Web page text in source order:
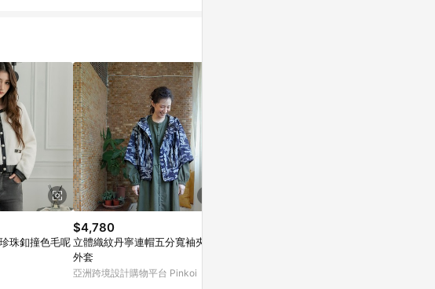
珠釦撞色毛呢
$4,780
立體織紋丹寧連帽五分寬袖夾克
外套
亞洲跨境設計購物平台 Pinkoi